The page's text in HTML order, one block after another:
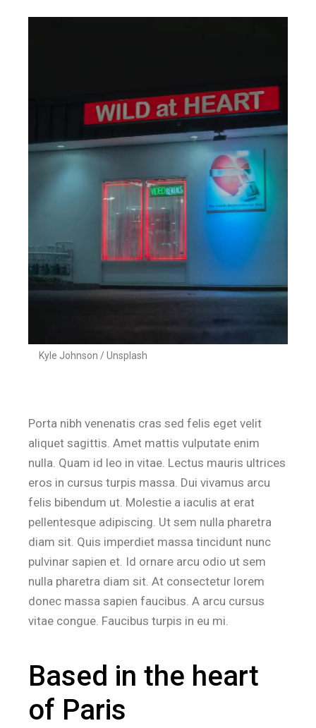
Kyle Johnson / Unsplash
Porta nibh venenatis cras sed felis eget velit
aliquet sagittis. Amet mattis vulputate enim
nulla. Quam id leo in vitae. Lectus mauris ultrices
eros in cursus turpis massa. Dui vivamus arcu
felis bibendum ut. Molestie a iaculis at erat
pellentesque adipiscing. Ut sem nulla pharetra
diam sit. Quis imperdiet massa tincidunt nunc
pulvinar sapien et. Id ornare arcu odio ut sem
nulla pharetra diam sit. At consectetur lorem
donec massa sapien faucibus. A arcu cursus
vitae congue. Faucibus turpis in eu mi.
Based in the heart
of Paris